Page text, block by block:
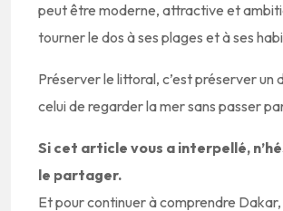
peut être moderne, attractive et
tourner le dos à ses plages et à ses
Préserver le littoral, c’est préserver un
celui de regarder la mer sans passer
Si cet article vous a interpellé,
le partager.
Et pour continuer à comprendre Dakar,